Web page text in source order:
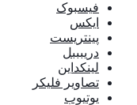
فیسبوک
ایکس
پینتریست
دریبببل
لینکداین
تصاویر فلیکر
یوتیوب